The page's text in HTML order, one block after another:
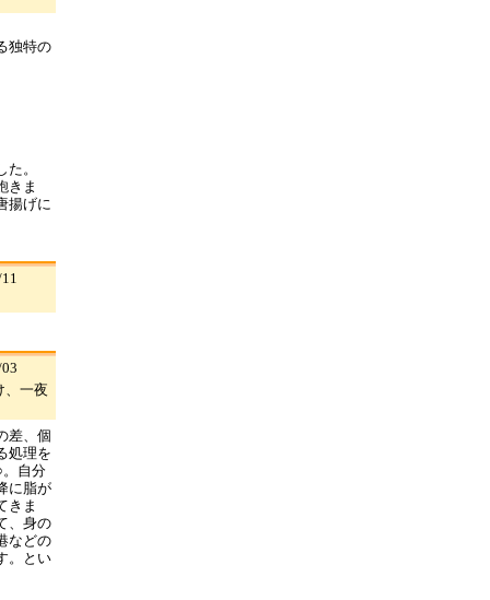
独特の
。
きま
揚げに
一夜
差、個
処理を
自分
に脂が
きま
、身の
などの
。とい